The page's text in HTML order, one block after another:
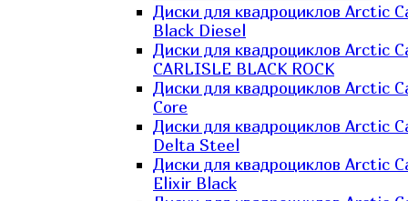
Диски для квадроциклов Arctic
Black Diesel
Диски для квадроциклов Arctic
CARLISLE BLACK ROCK
Диски для квадроциклов Arctic
Core
Диски для квадроциклов Arctic
Delta Steel
Диски для квадроциклов Arctic
Elixir Black